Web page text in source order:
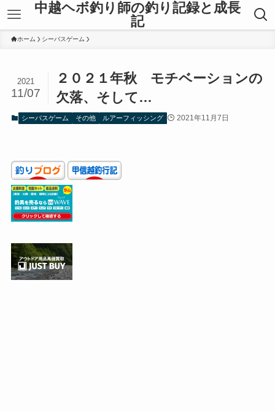
中越ヘボ釣り師の釣り記録と成長
記
ホーム シーバスゲーム
２０２１年秋 モチベーションの
欠落、そして…
2021
11/07
シーバスゲーム その他 ルアーフィッシング 2021年11月7日